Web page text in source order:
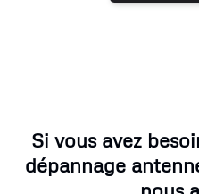
Si vous avez
dépannage